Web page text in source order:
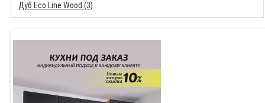
Дуб Eco Line Wood (3)